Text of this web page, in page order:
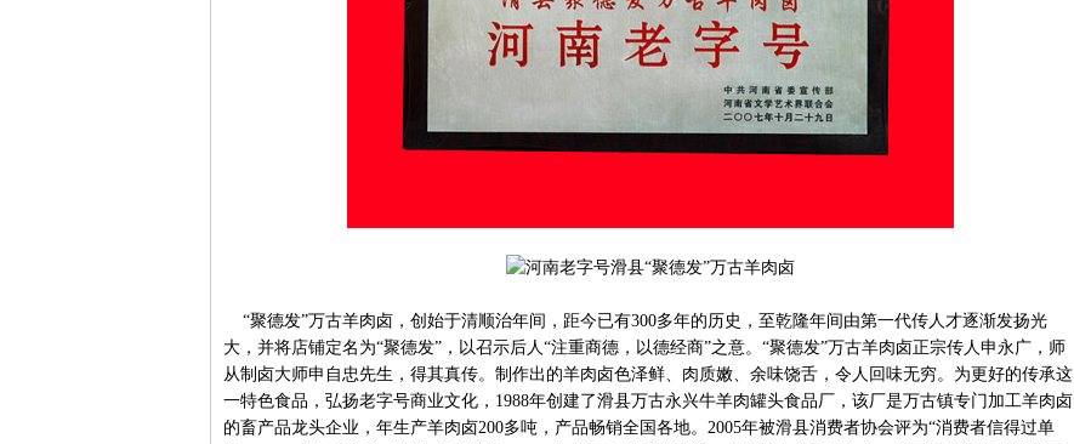
“聚德发”万古羊肉卤，创始于清顺治年间，距今已有300多年的历史，至乾隆年间由第一代传人才逐渐发扬光
大，并将店铺定名为“聚德发”，以召示后人“注重商德，以德经商”之意。“聚德发”万古羊肉卤正宗传人申永广，师
从制卤大师申自忠先生，得其真传。制作出的羊肉卤色泽鲜、肉质嫩、余味饶舌，令人回味无穷。为更好的传承这
一特色食品，弘扬老字号商业文化，1988年创建了滑县万古永兴牛羊肉罐头食品厂，该厂是万古镇专门加工羊肉卤
的畜产品龙头企业，年生产羊肉卤200多吨，产品畅销全国各地。2005年被滑县消费者协会评为“消费者信得过单